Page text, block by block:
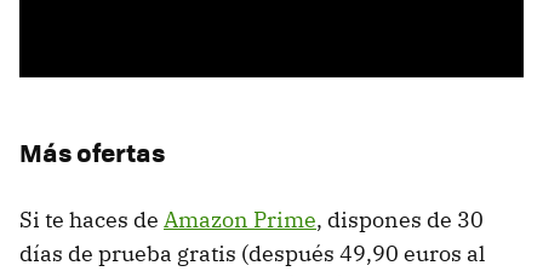
Más ofertas
Si te haces de Amazon Prime, dispones de 30
días de prueba gratis (después 49,90 euros al